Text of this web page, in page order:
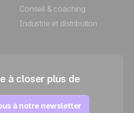
Conseil & coaching
Industrie et distribution
à closer plus de
à notre newsletter